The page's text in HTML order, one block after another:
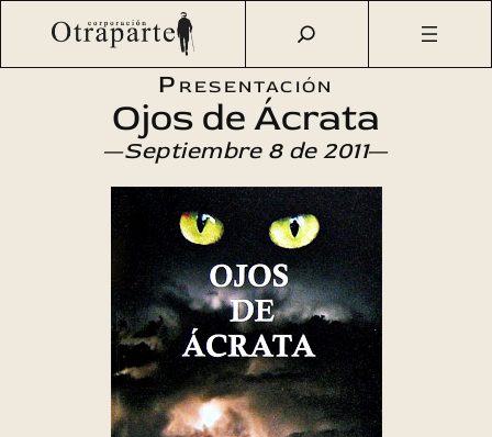
Saltar
Otraparte.org/Agenda Cultural Literatura
Ojos de
Presentación
Ojos de Ácrata
—Septiembre 8 de 2011—